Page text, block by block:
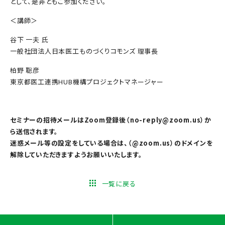
＜講師＞
谷下 一夫 氏
一般社団法人日本医工ものづくりコモンズ 理事長
柏野 聡彦
東京都医工連携HUB機構プロジェクトマネージャー
セミナーの招待メールはZoom登録後（no-reply@zoom.us）か
ら送信されます。
迷惑メール等の設定をしている場合は、（@zoom.us）のドメインを
解除していただきますようお願いいたします。
一覧に戻る